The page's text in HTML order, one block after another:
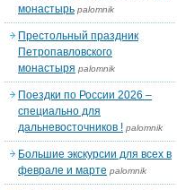
монастырь palomnik
Престольный праздник
Петропавловского
монастыря palomnik
Поездки по России 2026 –
специально для
дальневосточников ! palomnik
Большие экскурсии для всех в
феврале и марте palomnik